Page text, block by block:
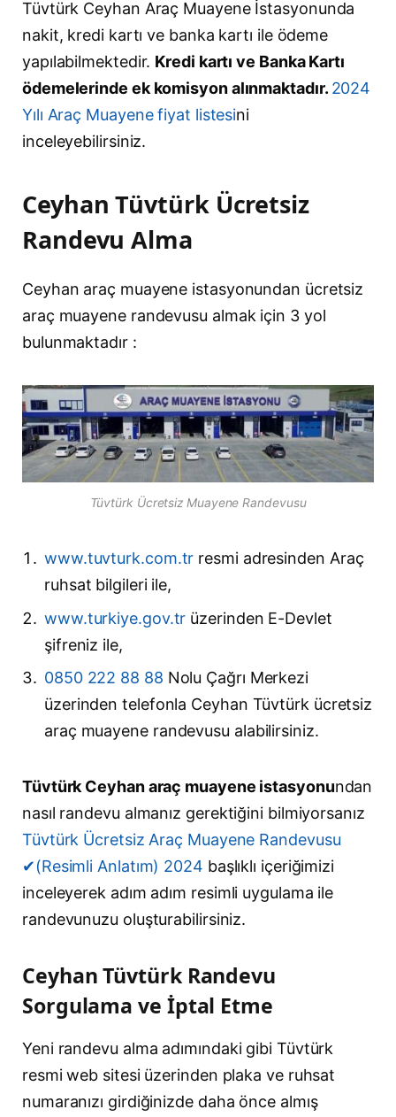
Tüvtürk Ceyhan Araç Muayene İstasyonunda
nakit, kredi kartı ve banka kartı ile ödeme
yapılabilmektedir. Kredi kartı ve Banka Kartı
ödemelerinde ek komisyon alınmaktadır. 2024
Yılı Araç Muayene fiyat listesini
inceleyebilirsiniz.
Ceyhan Tüvtürk Ücretsiz
Randevu Alma
Ceyhan araç muayene istasyonundan ücretsiz
araç muayene randevusu almak için 3 yol
bulunmaktadır :
Tüvtürk Ücretsiz Muayene Randevusu
www.tuvturk.com.tr resmi adresinden Araç
ruhsat bilgileri ile,
www.turkiye.gov.tr üzerinden E-Devlet
şifreniz ile,
0850 222 88 88 Nolu Çağrı Merkezi
üzerinden telefonla Ceyhan Tüvtürk ücretsiz
araç muayene randevusu alabilirsiniz.
Tüvtürk Ceyhan araç muayene istasyonundan
nasıl randevu almanız gerektiğini bilmiyorsanız
Tüvtürk Ücretsiz Araç Muayene Randevusu
✔(Resimli Anlatım) 2024 başlıklı içeriğimizi
inceleyerek adım adım resimli uygulama ile
randevunuzu oluşturabilirsiniz.
Ceyhan Tüvtürk Randevu
Sorgulama ve İptal Etme
Yeni randevu alma adımındaki gibi Tüvtürk
resmi web sitesi üzerinden plaka ve ruhsat
numaranızı girdiğinizde daha önce almış